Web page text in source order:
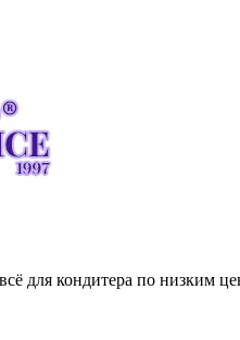
для кондитера по низким